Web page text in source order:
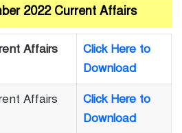
2022 Current Affairs
Affairs
Click Here to
Download
Affairs
Click Here to
Download